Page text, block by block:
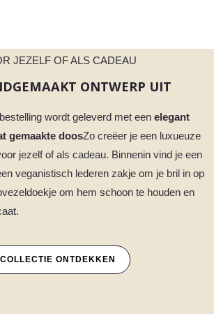
JEZELF OF ALS CADEAU
ONTWERP UIT
wordt geleverd met een elegant
gemaakte doosZo creëer je een luxueuze
jezelf of als cadeau. Binnenin vind je een
veganistisch lederen zakje om je bril in op
om hem schoon te houden en
COLLECTIE ONTDEKKEN